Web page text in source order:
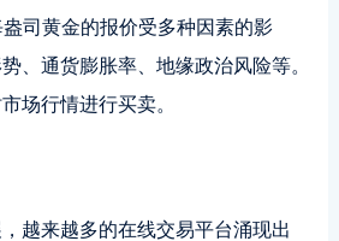
司黄金的报价受多种因素的影
、通货膨胀率、地缘政治风险等。
场行情进行买卖。
越来越多的在线交易平台涌现出